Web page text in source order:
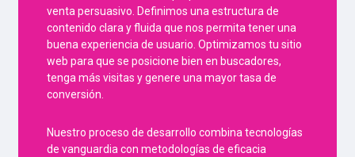
venta persuasivo. Definimos una estructura de
contenido clara y fluida que nos permita tener una
buena experiencia de usuario. Optimizamos tu sitio
web para que se posicione bien en buscadores,
tenga más visitas y genere una mayor tasa de
conversión.
Nuestro proceso de desarrollo combina tecnologías
de vanguardia con metodologías de eficacia